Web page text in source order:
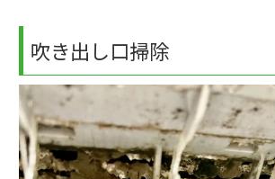
吹き出し口掃除